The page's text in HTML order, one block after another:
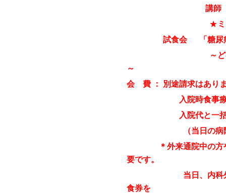
講師
★
試食会 「糖尿
～どのような食
～
会 費 ： 別途請求はあり
入院時食事
入院代と一括請求
（当日の病院食の
＊外来通院中の方や
要です。
当日、内
食券を